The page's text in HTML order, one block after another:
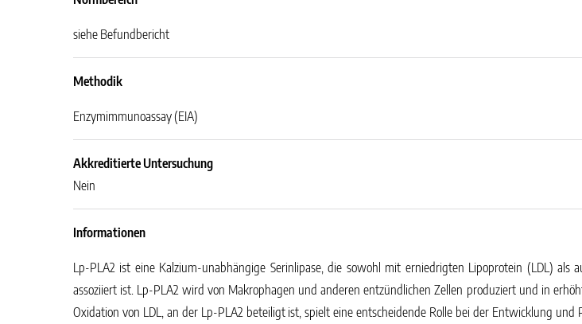
siehe Befundbericht
Methodik
Enzymimmunoassay (EIA)
Akkreditierte Untersuchung
Nein
Informationen
Lp-PLA2 ist eine Kalzium-unabhängige Serinlipase, die sowohl mit erniedrigten Lipoprotein (LDL)
assoziiert ist. Lp-PLA2 wird von Makrophagen und anderen entzündlichen Zellen produziert und in
Oxidation von LDL, an der Lp-PLA2 beteiligt ist, spielt eine entscheidende Rolle bei der Entwicklung